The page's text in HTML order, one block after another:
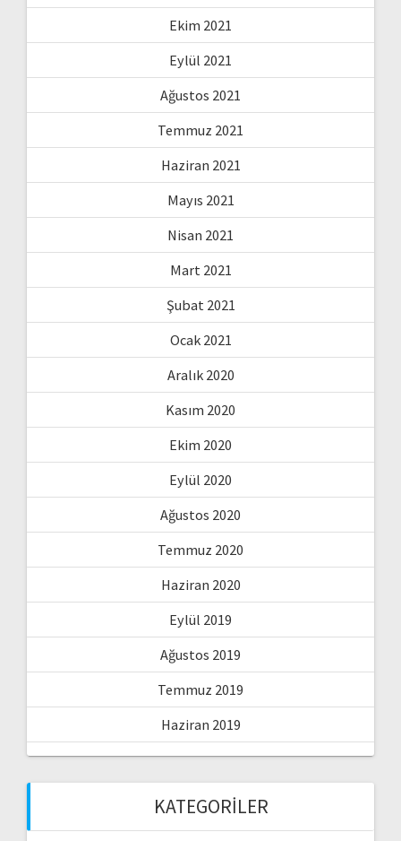
Ekim 2021
Eylül 2021
Ağustos 2021
Temmuz 2021
Haziran 2021
Mayıs 2021
Nisan 2021
Mart 2021
Şubat 2021
Ocak 2021
Aralık 2020
Kasım 2020
Ekim 2020
Eylül 2020
Ağustos 2020
Temmuz 2020
Haziran 2020
Eylül 2019
Ağustos 2019
Temmuz 2019
Haziran 2019
KATEGORILER